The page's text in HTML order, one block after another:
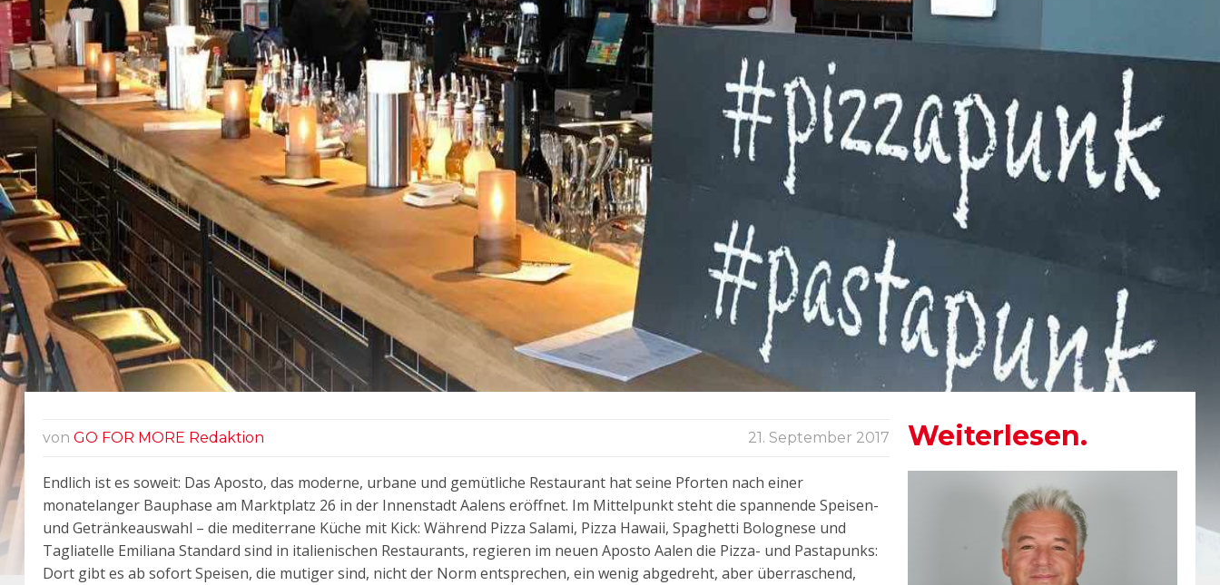
von GO FOR MORE Redaktion 21. September 2017
Endlich ist es soweit: Das Aposto, das moderne, urbane und gemütliche Restaurant hat seine Pforten nach einer
monatelanger Bauphase am Marktplatz 26 in der Innenstadt Aalens eröffnet. Im Mittelpunkt steht die spannende Speisen-
und Getränkeauswahl – die mediterrane Küche mit Kick: Während Pizza Salami, Pizza Hawaii, Spaghetti Bolognese und
Tagliatelle Emiliana Standard sind in italienischen Restaurants, regieren im neuen Aposto Aalen die Pizza- und Pastapunks:
Dort gibt es ab sofort Speisen, die mutiger sind, nicht der Norm entsprechen, ein wenig abgedreht, aber überraschend,
Weiterlesen.